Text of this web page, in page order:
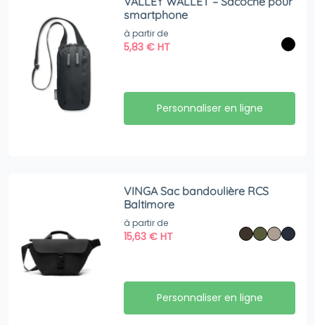
smartphone
à partir de
5,83€ HT
Personnaliser en ligne
VINGA Sac bandoulière RCS
Baltimore
à partir de
15,63€ HT
Personnaliser en ligne